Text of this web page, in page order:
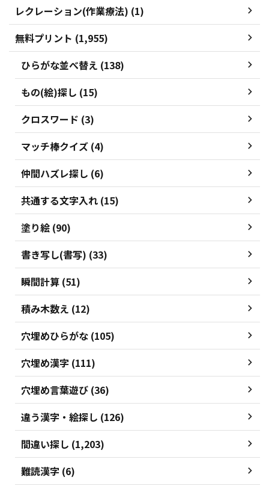
レクレーション(作業療法) (1)
無料プリント (1,955)
ひらがな並べ替え (138)
もの(絵)探し (15)
クロスワード (3)
マッチ棒クイズ (4)
仲間ハズレ探し (6)
共通する文字入れ (15)
塗り絵 (90)
書き写し(書写) (33)
瞬間計算 (51)
積み木数え (12)
穴埋めひらがな (105)
穴埋め漢字 (111)
穴埋め言葉遊び (36)
違う漢字・絵探し (126)
間違い探し (1,203)
難読漢字 (6)